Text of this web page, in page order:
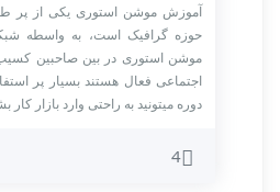
آموزش موشن استوری یکی از پر
حوزه گرافیک است، به واسطه
موشن استوری در بین صاحبین
اجتماعی فعال هستند بسیار پر
دوره میتونید به راحتی وارد بازار کار
4